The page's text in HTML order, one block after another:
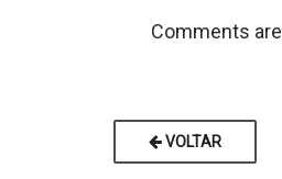
Comments
VOLTAR